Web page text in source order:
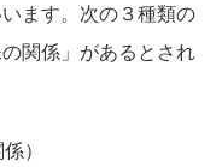
ます。次の３種類の
関係」があるとされ
）